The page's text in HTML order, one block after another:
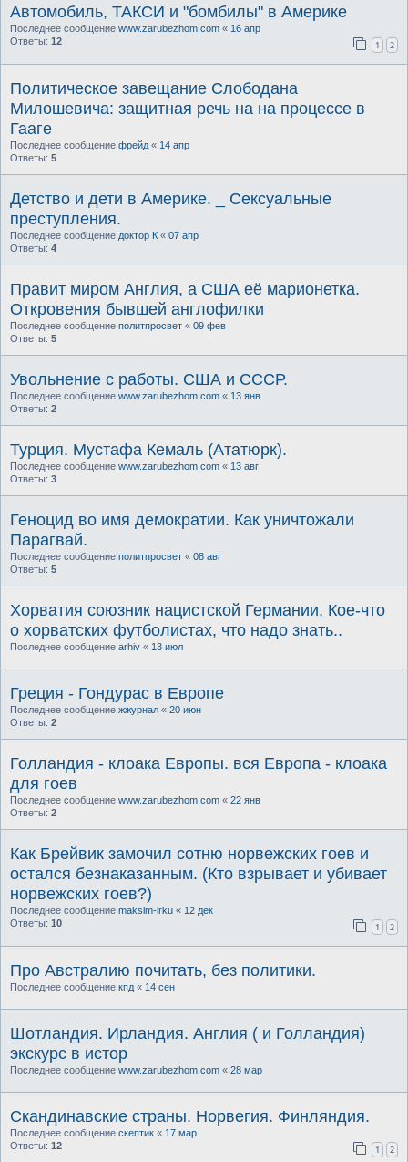
Автомобиль, ТАКСИ и "бомбилы" в Америке
Последнее сообщение www.zarubezhom.com « 16 апр
Ответы: 12 1 2
Политическое завещание Слободана
Милошевича: защитная речь на на процессе в
Гааге
Последнее сообщение фрейд « 14 апр
Ответы: 5
Детство и дети в Америке. _ Сексуальные
преступления.
Последнее сообщение доктор К « 07 апр
Ответы: 4
Правит миром Англия, а США её марионетка.
Откровения бывшей англофилки
Последнее сообщение политпросвет « 09 фев
Ответы: 5
Увольнение с работы. США и СССР.
Последнее сообщение www.zarubezhom.com « 13 янв
Ответы: 2
Турция. Мустафа Кемаль (Ататюрк).
Последнее сообщение www.zarubezhom.com « 13 авг
Ответы: 3
Геноцид во имя демократии. Как уничтожали
Парагвай.
Последнее сообщение политпросвет « 08 авг
Ответы: 5
Хорватия союзник нацистской Германии, Кое-что
о хорватских футболистах, что надо знать..
Последнее сообщение arhiv « 13 июл
Греция - Гондурас в Европе
Последнее сообщение жжурнал « 20 июн
Ответы: 2
Голландия - клоака Европы. вся Европа - клоака
для гоев
Последнее сообщение www.zarubezhom.com « 22 янв
Ответы: 2
Как Брейвик замочил сотню норвежских гоев и
остался безнаказанным. (Кто взрывает и убивает
норвежских гоев?)
Последнее сообщение maksim-irku « 12 дек
Ответы: 10 1 2
Про Австралию почитать, без политики.
Последнее сообщение кпд « 14 сен
Шотландия. Ирландия. Англия ( и Голландия)
экскурс в истор
Последнее сообщение www.zarubezhom.com « 28 мар
Cкандинавские страны. Норвегия. Финляндия.
Последнее сообщение скептик « 17 мар
Ответы: 12 1 2